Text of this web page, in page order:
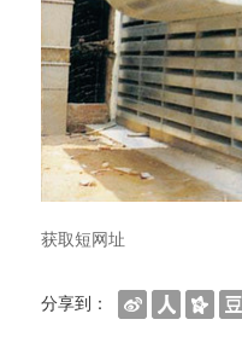
获取短网址
分享到：